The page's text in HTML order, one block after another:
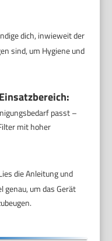
dich, inwieweit der
sind, um Hygiene und
passt –
mit hoher
die Anleitung und
genau, um das Gerät